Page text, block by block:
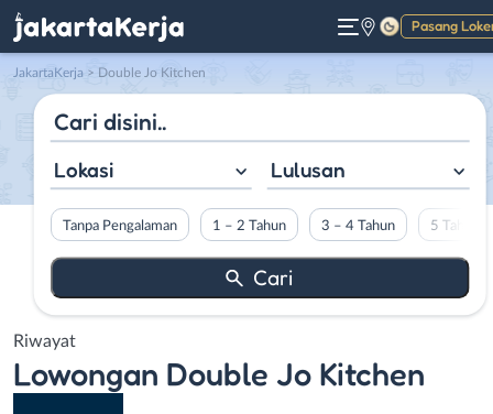
Pasang
Gelap
JakartaKerja > Double Jo Kitchen
Lokasi Lulusan
Tanpa Pengalaman 1 – 2 Tahun 3 – 4 Tahun 5 Tahun
Riwayat
Lowongan Double Jo Kitchen